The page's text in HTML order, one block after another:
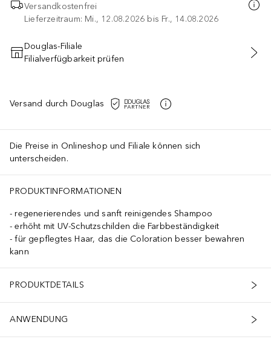
Versandkostenfrei
Lieferzeitraum: Mi., 12.08.2026 bis Fr., 14.08.2026
IN DEN WARENKORB
Douglas-Filiale
Filialverfügbarkeit prüfen
Versand durch Douglas
Die Preise in Onlineshop und Filiale können sich
unterscheiden.
PRODUKTINFORMATIONEN
regenerierendes und sanft reinigendes Shampoo
erhöht mit UV-Schutzschilden die Farbbeständigkeit
für gepflegtes Haar, das die Coloration besser bewahren
kann
PRODUKTDETAILS
ANWENDUNG